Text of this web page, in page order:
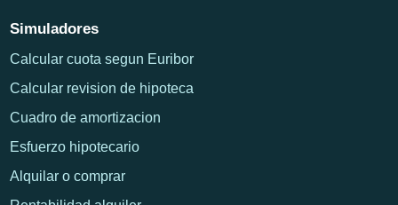
Simuladores
Calcular cuota segun Euribor
Calcular revision de hipoteca
Cuadro de amortizacion
Esfuerzo hipotecario
Alquilar o comprar